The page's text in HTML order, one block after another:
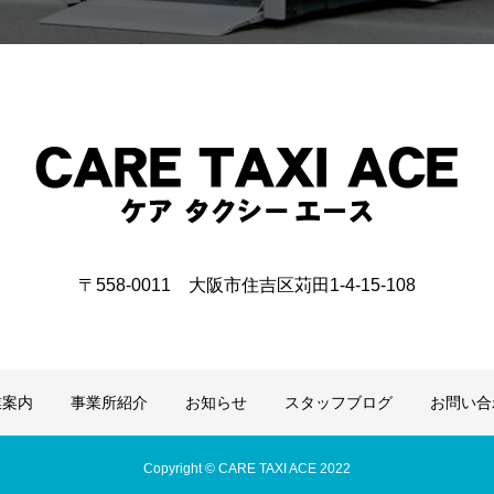
〒558-0011 大阪市住吉区苅田1-4-15-108
内 事業所紹介 お知らせ スタッフブログ お問い
Copyright © CARE TAXI ACE 2022